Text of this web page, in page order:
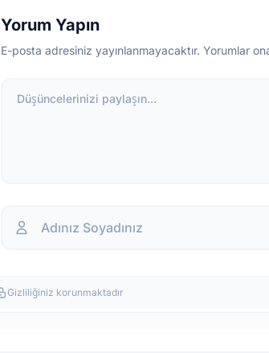
Yorum Yapın
E-posta adresiniz yayınlanmayacaktır. Yorumlar
Düşüncelerinizi paylaşın...
Gizliliğiniz korunmaktadır